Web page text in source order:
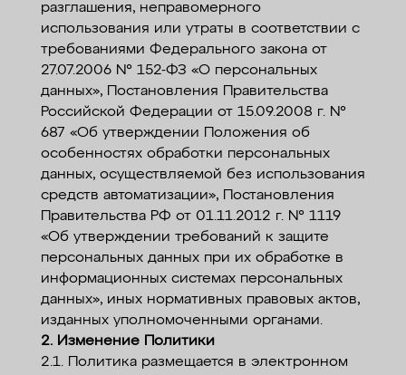
разглашения, неправомерного
использования или утраты в соответствии с
требованиями Федерального закона от
27.07.2006 № 152-ФЗ «О персональных
данных», Постановления Правительства
Российской Федерации от 15.09.2008 г. №
687 «Об утверждении Положения об
особенностях обработки персональных
данных, осуществляемой без использования
средств автоматизации», Постановления
Правительства РФ от 01.11.2012 г. № 1119
«Об утверждении требований к защите
персональных данных при их обработке в
информационных системах персональных
данных», иных нормативных правовых актов,
изданных уполномоченными органами.
2. Изменение Политики
2.1. Политика размещается в электронном